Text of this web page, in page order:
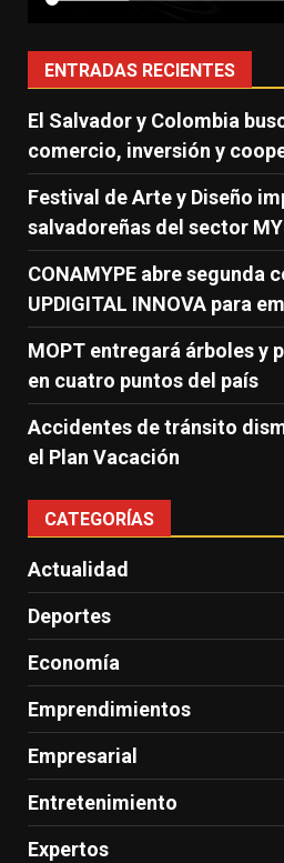
ENTRADAS RECIENTES
El Salvador y Colombia
comercio, inversión y
Festival de Arte y Diseño
salvadoreñas del sector
CONAMYPE abre segunda
UPDIGITAL INNOVA para
MOPT entregará árboles y
en cuatro puntos del país
Accidentes de tránsito
el Plan Vacación
CATEGORÍAS
Actualidad
Deportes
Economía
Emprendimientos
Empresarial
Entretenimiento
Expertos